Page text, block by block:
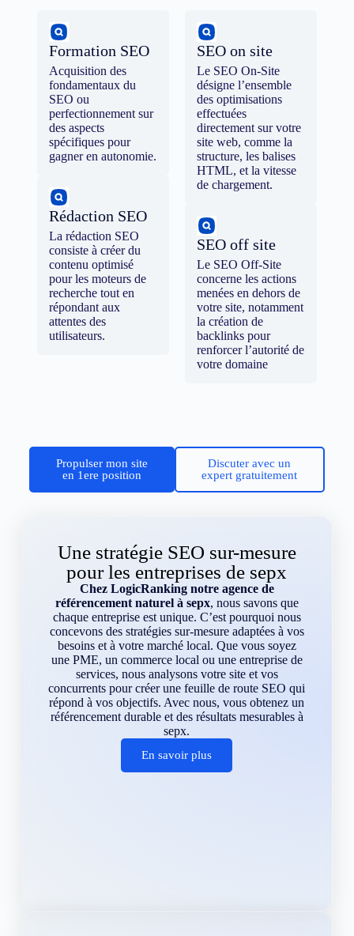
Formation SEO
Acquisition des
fondamentaux du
SEO ou
perfectionnement sur
des aspects
spécifiques pour
gagner en autonomie.
Rédaction SEO
La rédaction SEO
consiste à créer du
contenu optimisé
pour les moteurs de
recherche tout en
répondant aux
attentes des
utilisateurs.
SEO on site
Le SEO On-Site
désigne l’ensemble
des optimisations
effectuées
directement sur votre
site web, comme la
structure, les balises
HTML, et la vitesse
de chargement.
SEO off site
Le SEO Off-Site
concerne les actions
menées en dehors de
votre site, notamment
la création de
backlinks pour
renforcer l’autorité de
votre domaine
Propulser mon site
en 1ere position
Discuter avec un
expert gratuitement
Une stratégie SEO sur-mesure
pour les entreprises de sepx
Chez LogicRanking notre agence de
référencement naturel à sepx, nous savons que
chaque entreprise est unique. C’est pourquoi nous
concevons des stratégies sur-mesure adaptées à vos
besoins et à votre marché local. Que vous soyez
une PME, un commerce local ou une entreprise de
services, nous analysons votre site et vos
concurrents pour créer une feuille de route SEO qui
répond à vos objectifs. Avec nous, vous obtenez un
référencement durable et des résultats mesurables à
sepx.
En savoir plus